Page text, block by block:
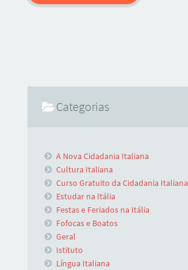
Categorias
A Nova Cidadania Italiana
Cultura Italiana
Curso Gratuito da Cidadania Italiana
Estudar na Itália
Festas e Feriados na Itália
Fofocas e Boatos
Geral
Istituto
Língua Italiana